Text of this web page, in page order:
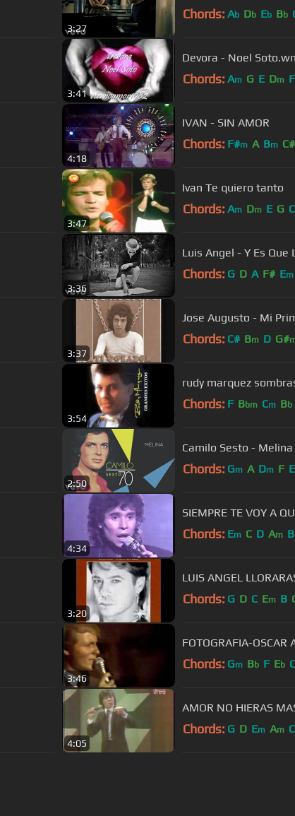
3:27
Chords: Ab Db Eb Bb
3:41
Devora - Noel
Chords: Am G E Dm F
4:18
IVAN - SIN AMOR
Chords: F#m A Bm C#
3:47
Ivan Te quiero tanto
Chords: Am Dm E G C
3:36
Luis Angel - Y Es Que
Chords: G D A F# Em
3:37
Jose Augusto - Mi
Chords: C# Bm D G#
3:54
rudy marquez
Chords: F Bbm Cm Bb
2:50
Camilo Sesto - Melina
Chords: Gm A Dm F E
4:34
SIEMPRE TE VOY A
Chords: Em C D Am B
3:20
LUIS ANGEL
Chords: G D C Em B
3:46
FOTOGRAFIA-OSCAR
Chords: Gm Bb F Eb C
4:05
AMOR NO HIERAS
Chords: G D Em Am C